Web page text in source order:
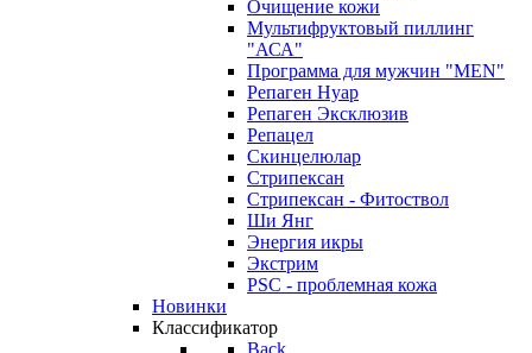
Очищение кожи
Мультифруктовый пиллинг
"АСА"
Программа для мужчин "MEN"
Репаген Нуар
Репаген Эксклюзив
Репацел
Скинцелюлар
Стрипексан
Стрипексан - Фитоствол
Ши Янг
Энергия икры
Экстрим
PSC - проблемная кожа
Новинки
Классификатор
Back